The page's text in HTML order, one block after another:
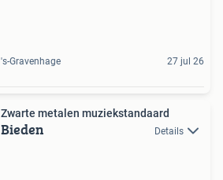
's-Gravenhage 27 jul 26
Zwarte metalen muziekstandaard
Bieden Details